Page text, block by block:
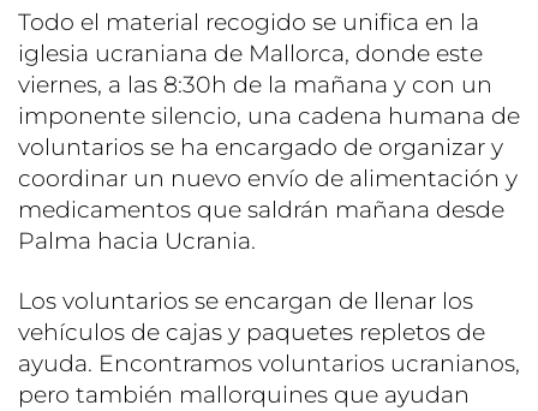
Todo el material recogido se unifica en la
iglesia ucraniana de Mallorca, donde este
viernes, a las 8:30h de la mañana y con un
imponente silencio, una cadena humana de
voluntarios se ha encargado de organizar y
coordinar un nuevo envío de alimentación y
medicamentos que saldrán mañana desde
Palma hacia Ucrania.
Los voluntarios se encargan de llenar los
vehículos de cajas y paquetes repletos de
ayuda. Encontramos voluntarios ucranianos,
pero también mallorquines que ayudan